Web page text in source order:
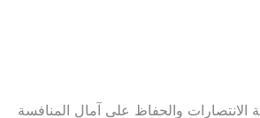
الانتصارات والحفاظ على آمال المنافسة